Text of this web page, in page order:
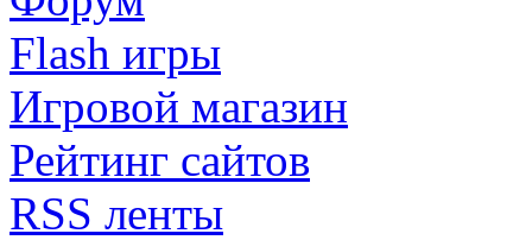
Flash игры
Игровой магазин
Рейтинг сайтов
RSS ленты